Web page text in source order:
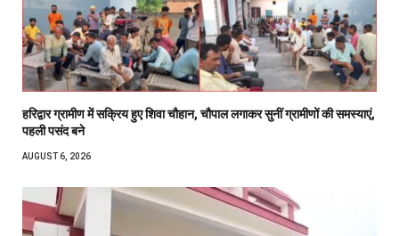
हरिद्वार ग्रामीण में सक्रिय हुए शिवा चौहान, चौपाल लगाकर सुनीं ग्रामीणों की समस्याएं,
पहली पसंद बने
AUGUST 6, 2026